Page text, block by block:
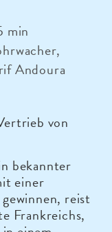
min
Andoura
von
bekannter
einer
reist
Frankreichs,